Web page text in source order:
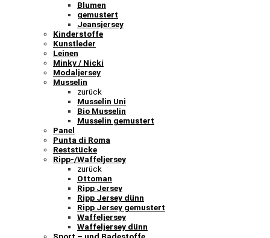
Blumen
gemustert
Jeansjersey
Kinderstoffe
Kunstleder
Leinen
Minky / Nicki
Modaljersey
Musselin
zurück
Musselin Uni
Bio Musselin
Musselin gemustert
Panel
Punta di Roma
Reststücke
Ripp-/Waffeljersey
zurück
Ottoman
Ripp Jersey
Ripp Jersey dünn
Ripp Jersey gemustert
Waffeljersey
Waffeljersey dünn